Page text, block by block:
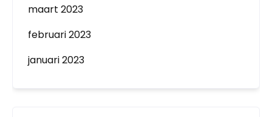
maart 2023
februari 2023
januari 2023